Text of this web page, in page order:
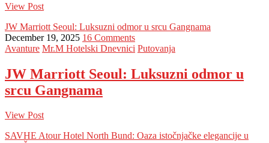
View Post
JW Marriott Seoul: Luksuzni odmor u srcu Gangnama
December 19, 2025 16 Comments
Avanture Mr.M Hotelski Dnevnici Putovanja
JW Marriott Seoul: Luksuzni odmor u
srcu Gangnama
View Post
SAVHE Atour Hotel North Bund: Oaza istočnjačke elegancije u